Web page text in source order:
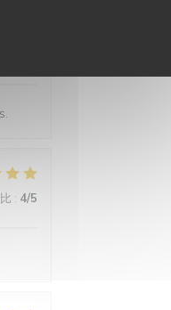
: 4/5